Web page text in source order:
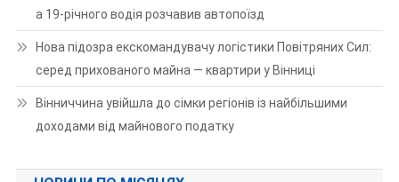
а 19-річного водія розчавив автопоїзд
Нова підозра екскомандувачу логістики Повітряних Сил:
серед прихованого майна — квартири у Вінниці
Вінниччина увійшла до сімки регіонів із найбільшими
доходами від майнового податку